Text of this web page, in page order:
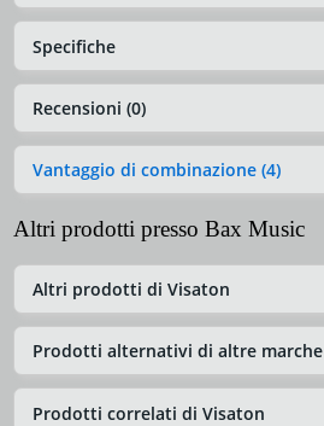
Specifiche
Recensioni (0)
Vantaggio di combinazione (4)
Altri prodotti presso Bax Music
Altri prodotti di Visaton
Prodotti alternativi di altre marche
Prodotti correlati di Visaton